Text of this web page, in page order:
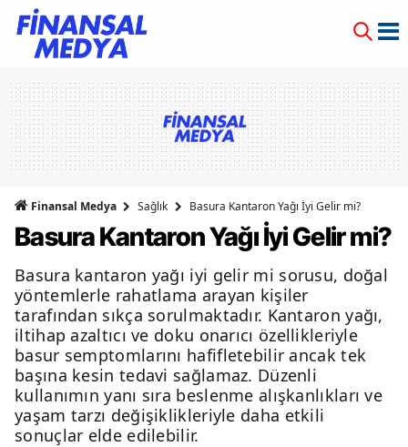
Finansal Medya Sağlık Basura Kantaron Yağı İyi Gelir mi?
Basura Kantaron Yağı İyi Gelir mi?
Basura kantaron yağı iyi gelir mi sorusu, doğal
yöntemlerle rahatlama arayan kişiler
tarafından sıkça sorulmaktadır. Kantaron yağı,
iltihap azaltıcı ve doku onarıcı özellikleriyle
basur semptomlarını hafifletebilir ancak tek
başına kesin tedavi sağlamaz. Düzenli
kullanımın yanı sıra beslenme alışkanlıkları ve
yaşam tarzı değişiklikleriyle daha etkili
sonuçlar elde edilebilir.